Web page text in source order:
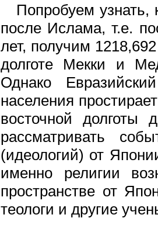
Попробуем узнать,
после Ислама, т.е.
лет, получим
долготе Мекки и
Однако
населения
восточной долготы
рассматривать
(идеологий) от
именно религии
пространстве от
теологи и другие